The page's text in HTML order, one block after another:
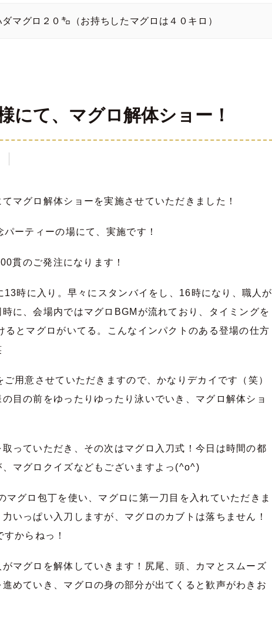
ダマグロ２０㌔（お持ちしたマグロは４０キロ）
にて、マグロ解体ショー！
マグロ解体ショーを実施させていただきました！
ーティーの場にて、実施です！
貫のご発注になります！
時に入り。早々にスタンバイをし、16時になり、職人が
に、会場内ではマグロBGMが流れており、タイミングを
るとマグロがいてる。こんなインパクトのある登場の仕方
用意させていただきますので、かなりデカイです（笑）
目の前をゆったりゆったり泳いでいき、マグロ解体ショ
っていただき、その次はマグロ入刀式！今日は時間の都
マグロクイズなどもございますよっ(^o^)
マグロ包丁を使い、マグロに第一刀目を入れていただきま
いっぱい入刀しますが、マグロのカブトは落ちません！
からねっ！
マグロを解体していきます！尻尾、頭、カマとスムーズ
めていき、マグロの身の部分が出てくると歓声がわきお